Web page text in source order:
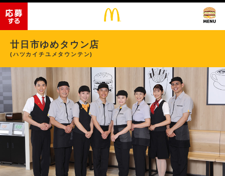
廿日市ゆめタウン店
(ハツカイチユメタウンテン)